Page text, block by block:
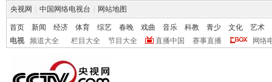
央视网 中国网络电视台 网站地图
首页 新闻 经济 体育 综艺 春晚 戏曲 音乐 科教 青少 文化
艺术
电视
频道大全 栏目大全 节目大全 直播中国 赛事直播 网络